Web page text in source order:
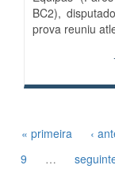
BC2),
prova reuniu
« primeira ‹
9
…